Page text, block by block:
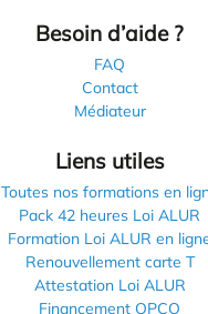
Besoin d’aide ?
FAQ
Contact
Médiateur
Liens utiles
Toutes nos formations en
Pack 42 heures Loi ALUR
Formation Loi ALUR en
Renouvellement carte T
Attestation Loi ALUR
Financement OPCO